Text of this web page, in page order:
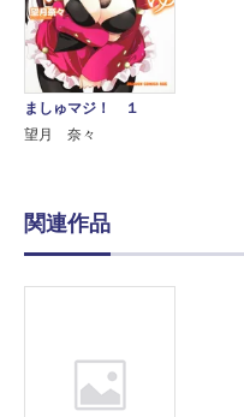
ましゅマジ！ １
望月 奈々
関連作品